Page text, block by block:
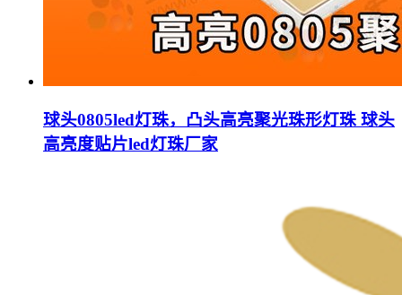
球头0805led灯珠，凸头高亮聚光珠形灯珠 球头
高亮度贴片led灯珠厂家